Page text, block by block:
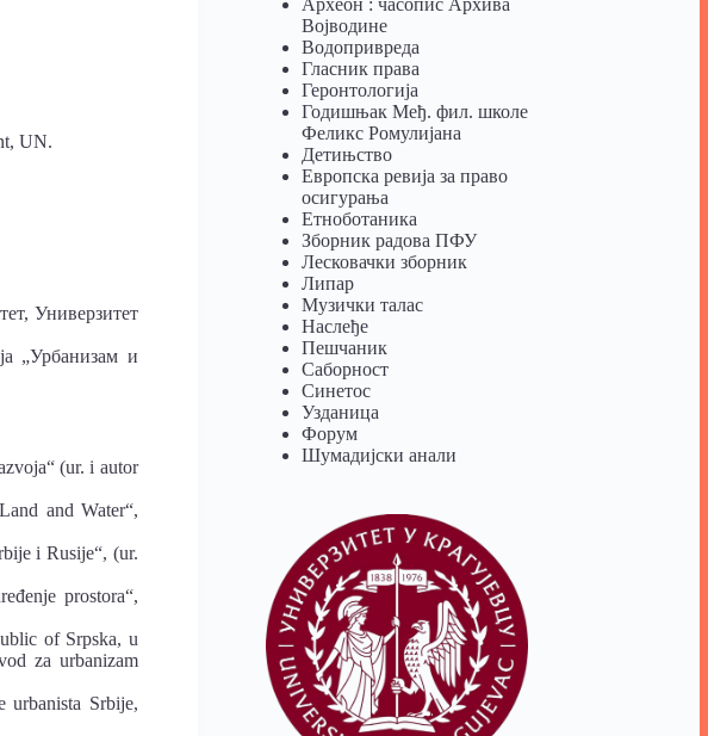
UN.
Универзитет
„Урбанизам и
(ur. i autor
and Water“,
i Rusije“, (ur.
prostora“,
of Srpska, u
za urbanizam
urbanista Srbije,
Археон : часопис Архива
Војводине
Водопривреда
Гласник права
Геронтологија
Годишњак Међ. фил. школе
Феликс Ромулијана
Детињство
Европска ревија за право
осигурања
Eтноботаника
Зборник радова ПФУ
Лесковачки зборник
Липар
Музички талас
Наслеђе
Пешчаник
Саборност
Синетос
Узданица
Форум
Шумадијски анали